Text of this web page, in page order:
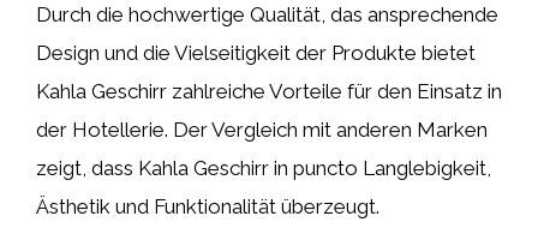
Durch die hochwertige Qualität, das ansprechende
Design und die Vielseitigkeit der Produkte bietet
Kahla Geschirr zahlreiche Vorteile für den Einsatz in
der Hotellerie. Der Vergleich mit anderen Marken
zeigt, dass Kahla Geschirr in puncto Langlebigkeit,
Ästhetik und Funktionalität überzeugt.